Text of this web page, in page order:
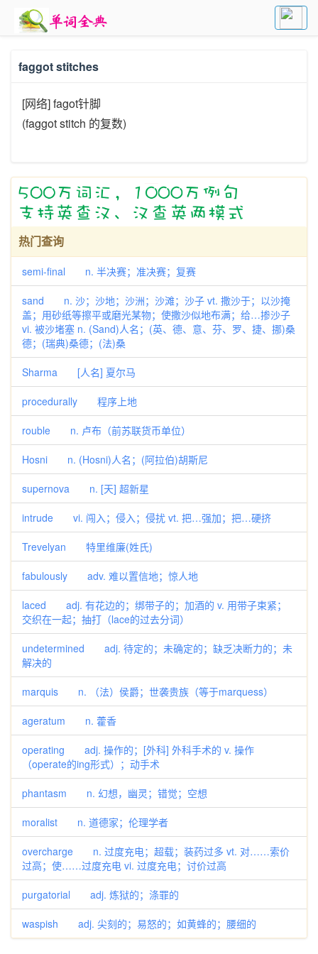
faggot stitches
[网络] fagot针脚
(faggot stitch 的复数)
热门查询
semi-final n. 半决赛；准决赛；复赛
sand n. 沙；沙地；沙洲；沙滩；沙子 vt. 撒沙于；以沙掩
盖；用砂纸等擦平或磨光某物；使撒沙似地布满；给…掺沙子
vi. 被沙堵塞 n. (Sand)人名；(英、德、意、芬、罗、捷、挪)桑
德；(瑞典)桑德；(法)桑
Sharma [人名] 夏尔马
procedurally 程序上地
rouble n. 卢布（前苏联货币单位）
Hosni n. (Hosni)人名；(阿拉伯)胡斯尼
supernova n. [天] 超新星
intrude vi. 闯入；侵入；侵扰 vt. 把…强加；把…硬挤
Trevelyan 特里维廉(姓氏)
fabulously adv. 难以置信地；惊人地
laced adj. 有花边的；绑带子的；加酒的 v. 用带子束紧；
交织在一起；抽打（lace的过去分词）
undetermined adj. 待定的；未确定的；缺乏决断力的；未
解决的
marquis n. （法）侯爵；世袭贵族（等于marquess）
ageratum n. 藿香
operating adj. 操作的；[外科] 外科手术的 v. 操作
（operate的ing形式）；动手术
phantasm n. 幻想，幽灵；错觉；空想
moralist n. 道德家；伦理学者
overcharge n. 过度充电；超载；装药过多 vt. 对……索价
过高；使……过度充电 vi. 过度充电；讨价过高
purgatorial adj. 炼狱的；涤罪的
waspish adj. 尖刻的；易怒的；如黄蜂的；腰细的